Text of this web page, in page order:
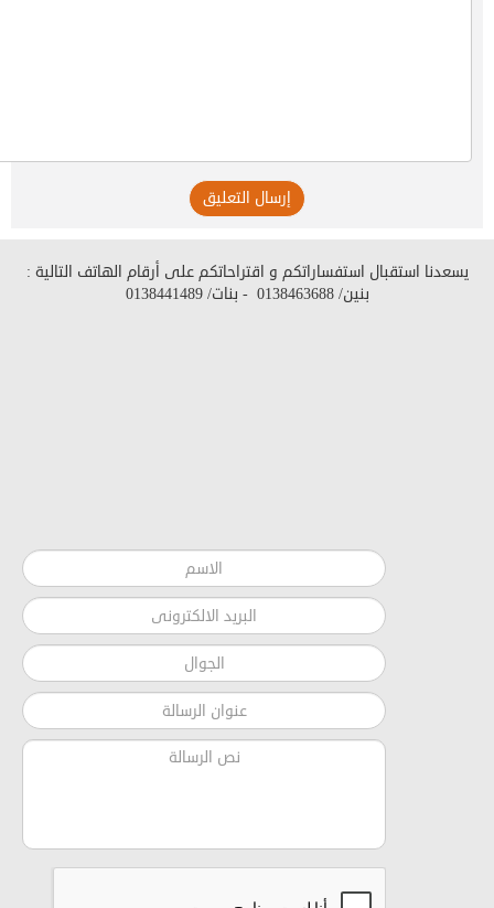
إرسال التعليق
يسعدنا استقبال استفساراتكم و اقتراحاتكم على أرقام الهاتف التالية :
بنين/0138463688 - بنات/0138441489